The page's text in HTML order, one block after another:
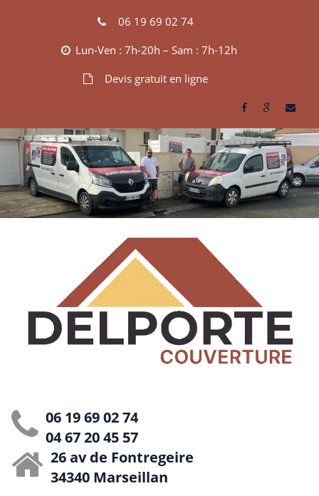
06 19 69 02 74
Lun-Ven : 7h-20h – Sam : 7h-12h
Devis gratuit en ligne
06 19 69 02 74
04 67 20 45 57
26 av de Fontregeire
34340 Marseillan